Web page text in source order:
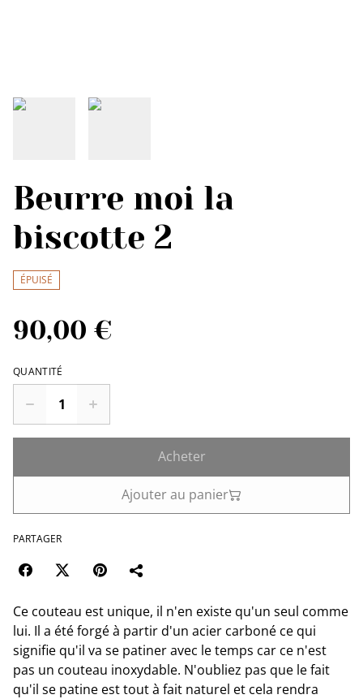
Beurre moi la
biscotte 2
ÉPUISÉ
90,00 €
QUANTITÉ
Acheter
Ajouter au panier
PARTAGER
Ce couteau est unique, il n'en existe qu'un seul comme
lui. Il a été forgé à partir d'un acier carboné ce qui
signifie qu'il va se patiner avec le temps car ce n'est
pas un couteau inoxydable. N'oubliez pas que le fait
qu'il se patine est tout à fait naturel et cela rendra